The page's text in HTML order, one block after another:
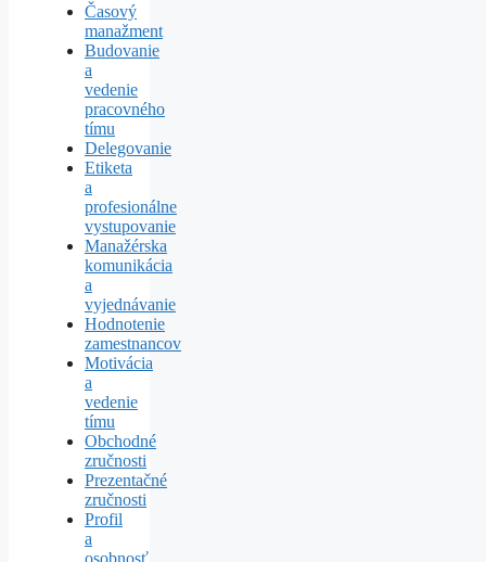
Časový
manažment
Budovanie
a
vedenie
pracovného
tímu
Delegovanie
Etiketa
a
profesionálne
vystupovanie
Manažérska
komunikácia
a
vyjednávanie
Hodnotenie
zamestnancov
Motivácia
a
vedenie
tímu
Obchodné
zručnosti
Prezentačné
zručnosti
Profil
a